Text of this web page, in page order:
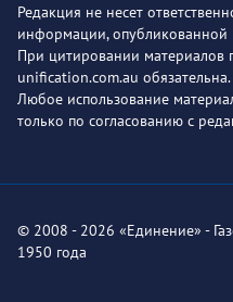
Редакция не несет
информации, опубликованной
При цитировании материалов
unification.com.au обязательна.
Любое использование
только по согласованию с
© 2008 - 2026 «Единение» -
1950 года